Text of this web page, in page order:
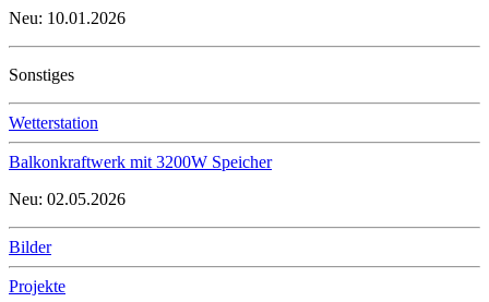
Neu: 10.01.2026
Sonstiges
Wetterstation
Balkonkraftwerk mit 3200W Speicher
Neu: 02.05.2026
Bilder
Projekte